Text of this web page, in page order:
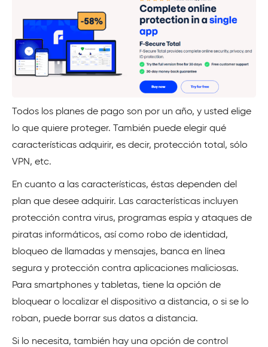
Todos los planes de pago son por un año, y usted elige
lo que quiere proteger. También puede elegir qué
características adquirir, es decir, protección total, sólo
VPN, etc.
En cuanto a las características, éstas dependen del
plan que desee adquirir. Las características incluyen
protección contra virus, programas espía y ataques de
piratas informáticos, así como robo de identidad,
bloqueo de llamadas y mensajes, banca en línea
segura y protección contra aplicaciones maliciosas.
Para smartphones y tabletas, tiene la opción de
bloquear o localizar el dispositivo a distancia, o si se lo
roban, puede borrar sus datos a distancia.
Si lo necesita, también hay una opción de control